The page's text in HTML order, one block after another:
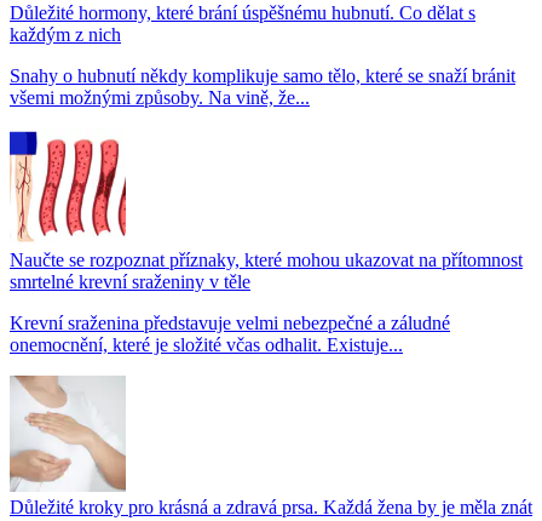
Důležité hormony, které brání úspěšnému hubnutí. Co dělat s
každým z nich
Snahy o hubnutí někdy komplikuje samo tělo, které se snaží bránit
všemi možnými způsoby. Na vině, že...
Naučte se rozpoznat příznaky, které mohou ukazovat na přítomnost
smrtelné krevní sraženiny v těle
Krevní sraženina představuje velmi nebezpečné a záludné
onemocnění, které je složité včas odhalit. Existuje...
Důležité kroky pro krásná a zdravá prsa. Každá žena by je měla znát